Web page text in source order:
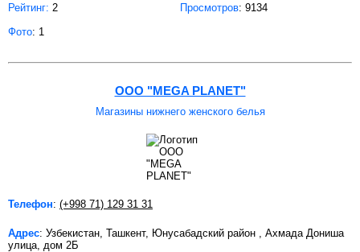
Рейтинг: 2 Просмотров: 9134
Фото: 1
ООО "MEGA PLANET"
Магазины нижнего женского белья
Телефон: (+998 71) 129 31 31
Адрес: Узбекистан, Ташкент, Юнусабадский район , Ахмада Дониша
улица, дом 2Б